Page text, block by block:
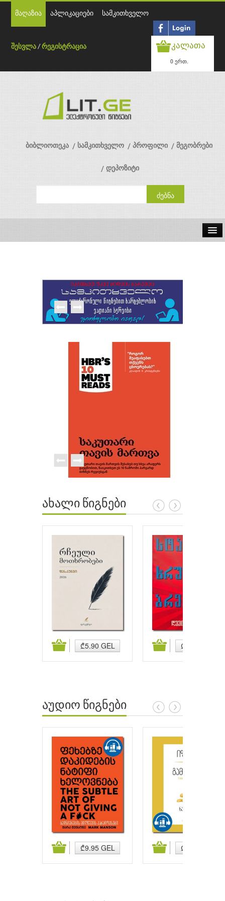
მაღაზია აპლიკაციები სამკითხველო
შესვლა /რეგისტრაცია კალათა
0 ერთ.
ბიბლიოთეკა სამკითხველო პროფილი მეგობრები
დეპოზიტი
გამომცემლობები
ახალი წიგნები
₾5.90 GEL ₾5.90 GEL
კალათაში დამატება კალათაში დამატება
აუდიო წიგნები
₾9.95 GEL ₾9.95 GEL
კალათაში დამატება კალათაში დამატება